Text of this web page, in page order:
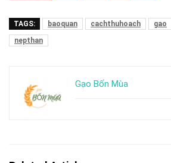
TAGS: baoquan cachthuhoach gao
nepthan
Gạo Bốn Mùa